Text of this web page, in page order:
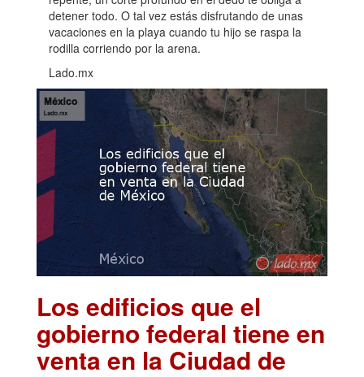
detener todo. O tal vez estás disfrutando de unas
vacaciones en la playa cuando tu hijo se raspa la
rodilla corriendo por la arena.
Lado.mx
Los edificios que el
gobierno federal tiene en
venta en la Ciudad de